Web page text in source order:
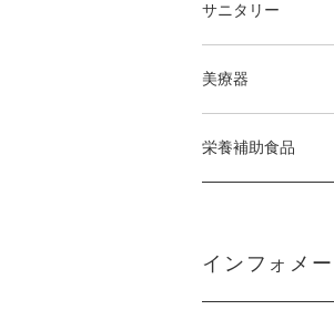
サニタリー
美療器
栄養補助食品
インフォメ